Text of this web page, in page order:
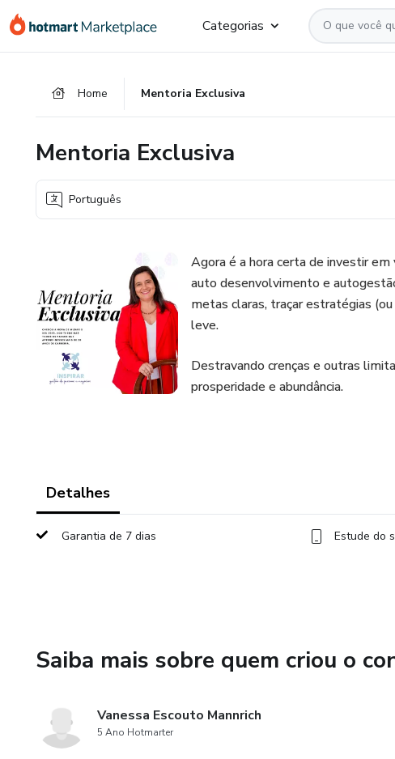
para
para
para
Categorias
Home Mentoria Exclusiva
Mentoria Exclusiva
Português
Agora é a hora certa de investir
auto desenvolvimento e
metas claras, traçar estratégias
leve.
Destravando crenças e outras
prosperidade e abundância.
Detalhes
Garantia de 7 dias Estude do
Saiba mais sobre quem criou o
Vanessa Escouto Mannrich
5 Ano Hotmarter